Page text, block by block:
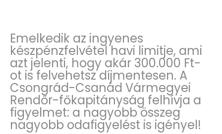
Emelkedik az ingyenes
készpénzfelvétel havi limitje, ami
azt jelenti, hogy akár 300.000 Ft-
ot is felvehetsz díjmentesen. A
Csongrád-Csanád Vármegyei
Rendőr-főkapitányság felhívja a
figyelmet: a nagyobb összeg
nagyobb odafigyelést is igényel!